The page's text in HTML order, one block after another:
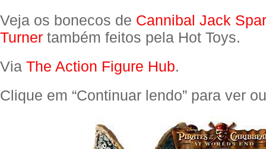
Veja os bonecos de Cannibal Jack
Turner também feitos pela Hot Toys.
Via The Action Figure Hub.
Clique em “Continuar lendo” para ver